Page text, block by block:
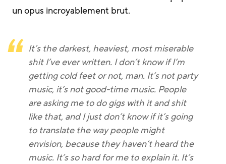
un opus incroyablement brut.
It’s the darkest, heaviest, most miserable
shit I’ve ever written. I don’t know if I’m
getting cold feet or not, man. It’s not party
music, it’s not good-time music. People
are asking me to do gigs with it and shit
like that, and I just don’t know if it’s going
to translate the way people might
envision, because they haven’t heard the
music. It’s so hard for me to explain it. It’s